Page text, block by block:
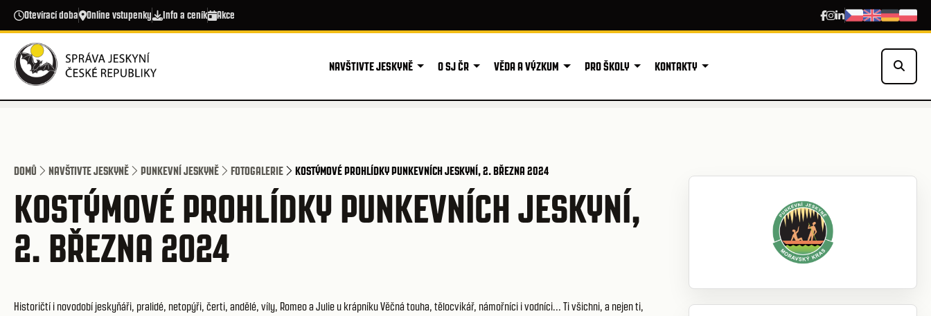
Přejít k hlavnímu obsahu
Otevírací doba Online vstupenky Info a ceník Akce
NAVŠTIVTE JESKYNĚ O SJ ČR VĚDA A VÝZKUM PRO ŠKOLY KONTAKTY
DOMŮ NAVŠTIVTE JESKYNĚ PUNKEVNÍ JESKYNĚ FOTOGALERIE KOSTÝMOVÉ PROHLÍDKY PUNKEVNÍCH JESKYNÍ, 2. BŘEZNA 2024
KOSTÝMOVÉ PROHLÍDKY PUNKEVNÍCH JESKYNÍ,
2. BŘEZNA 2024
Historičtí i novodobí jeskyňáři, pralidé, netopýři, čerti, andělé, víly, Romeo a Julie u krápníku Věčná touha, tělocvikář, námořníci i vodníci... Ti všichni, a nejen ti,